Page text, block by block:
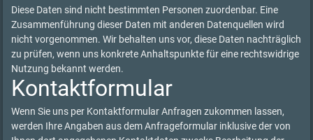
Diese Daten sind nicht bestimmten Personen zuordenbar. Eine
Zusammenführung dieser Daten mit anderen Datenquellen wird
nicht vorgenommen. Wir behalten uns vor, diese Daten nachträglich
zu prüfen, wenn uns konkrete Anhaltspunkte für eine rechtswidrige
Nutzung bekannt werden.
Kontaktformular
Wenn Sie uns per Kontaktformular Anfragen zukommen lassen,
werden Ihre Angaben aus dem Anfrageformular inklusive der von